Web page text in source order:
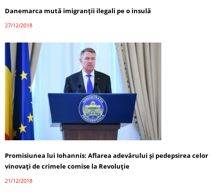
Danemarca mută imigranții ilegali pe o insulă
27/12/2018
Promisiunea lui Iohannis: Aflarea adevărului şi pedepsirea celor
vinovaţi de crimele comise la Revoluţie
21/12/2018